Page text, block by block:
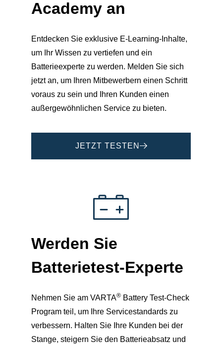
Academy an
Entdecken Sie exklusive E-Learning-Inhalte,
um Ihr Wissen zu vertiefen und ein
Batterieexperte zu werden. Melden Sie sich
jetzt an, um Ihren Mitbewerbern einen Schritt
voraus zu sein und Ihren Kunden einen
außergewöhnlichen Service zu bieten.
JETZT TESTEN
Werden Sie
Batterietest-Experte
Nehmen Sie am VARTA® Battery Test-Check
Program teil, um Ihre Servicestandards zu
verbessern. Halten Sie Ihre Kunden bei der
Stange, steigern Sie den Batterieabsatz und